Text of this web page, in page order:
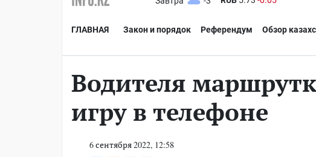
ГЛАВНАЯ Закон и порядок Референдум Обзор
Водителя
игру в телефоне
6 сентября 2022, 12:58